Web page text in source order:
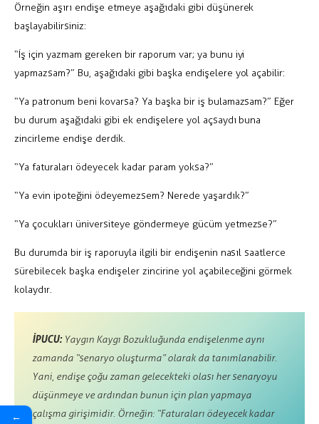
Örneğin aşırı endişe etmeye aşağıdaki gibi düşünerek
başlayabilirsiniz:
“İş için yazmam gereken bir raporum var; ya bunu iyi
yapmazsam?” Bu, aşağıdaki gibi başka endişelere yol açabilir:
“Ya patronum beni kovarsa? Ya başka bir iş bulamazsam?” Eğer
bu durum aşağıdaki gibi ek endişelere yol açsaydı buna
zincirleme endişe derdik.
“Ya faturaları ödeyecek kadar param yoksa?”
“Ya evin ipoteğini ödeyemezsem? Nerede yaşardık?”
“Ya çocukları üniversiteye göndermeye gücüm yetmezse?”
Bu durumda bir iş raporuyla ilgili bir endişenin nasıl saatlerce
sürebilecek başka endişeler zincirine yol açabileceğini görmek
kolaydır.
İPUCU:Yaygın Kaygı Bozukluğunda endişelenme aynı
zamanda “senaryo oluşturma” olarak da tanımlanabilir.
Yani, endişe çoğu zaman gelecekteki olası her senaryoyu
düşünmeye ve ardından bunun için plan yapmaya
çalışma girişimidir. Örneğin: “Faturaları ödeyecek kadar
←